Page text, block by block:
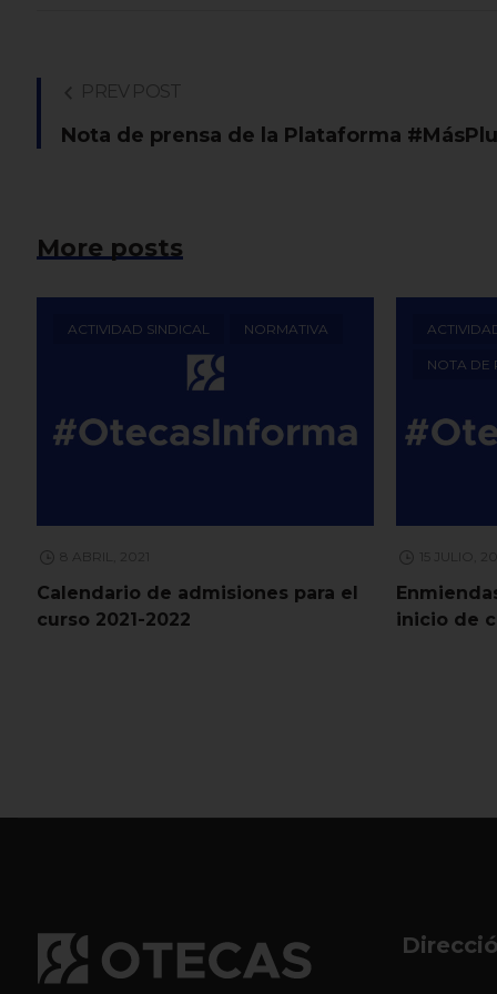
PREV POST
Nota de prensa de la Plataforma
More posts
ACTIVIDAD SINDICAL NORMATIVA
8 ABRIL, 2021
Calendario de admisiones para el
curso 2021-2022
NOTA DE
15 JULIO,
inicio de